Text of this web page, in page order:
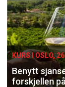
KURS I OSLO,
Benytt
forskjellen